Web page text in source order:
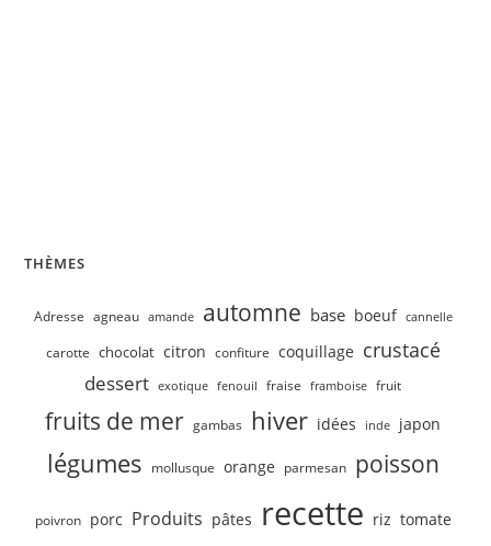
THÈMES
Adresse agneau amande automne base boeuf cannelle
carotte chocolat citron confiture coquillage crustacé
dessert exotique fenouil fraise framboise fruit
fruits de mer gambas hiver idées inde japon
légumes mollusque orange parmesan poisson
poivron porc Produits pâtes recette riz tomate